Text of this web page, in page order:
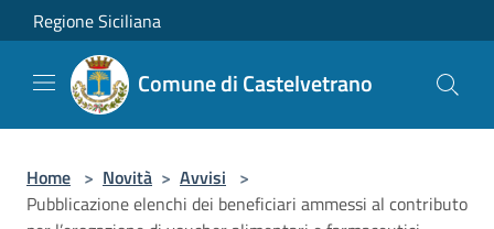
Salta al contenuto principale
Regione Siciliana
Comune di Castelvetrano
Home > Novità > Avvisi >
Pubblicazione elenchi dei beneficiari ammessi al contributo